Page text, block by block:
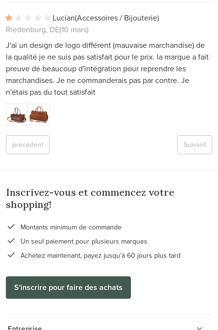
Lucian(Accessoires / Bijouterie)
Riedenburg, DE(10 mars)
J'ai un design de logo différent (mauvaise marchandise) de
la qualité je ne suis pas satisfait pour le prix. la marque a fait
preuve de beaucoup d'intégration pour reprendre les
marchandises. Je ne commanderais pas par contre. Je
n'étais pas du tout satisfait
Suivant
précédent
Inscrivez-vous et commencez votre
shopping!
Montants minimum de commande
Un seul paiement pour plusieurs marques
Achetez maintenant, payez jusqu'à 60 jours plus tard
S'inscrire pour faire des achats